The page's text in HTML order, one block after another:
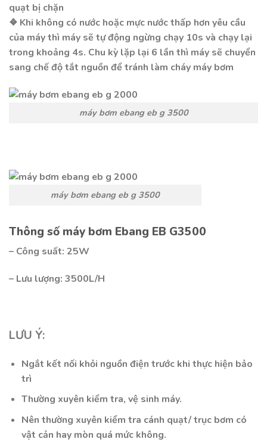
quạt bị chặn
❖ Khi không có nước hoặc mực nước thấp hơn yêu cầu
của máy thì máy sẽ tự động ngừng chạy 10s và chạy lại
trong khoảng 4s. Chu kỳ lặp lại 6 lần thì máy sẽ chuyển
sang chế độ tắt nguồn để tránh làm cháy máy bơm
máy bơm ebang eb g 3500
máy bơm ebang eb g 3500
Thông số máy bơm Ebang EB G3500
– Công suất: 25W
– Lưu lượng: 3500L/H
LƯU Ý:
Ngắt kết nối khỏi nguồn điện trước khi thực hiện bảo
trì
Thường xuyên kiểm tra, vệ sinh máy.
Nên thường xuyên kiểm tra cánh quạt/ trục bơm có
vật cản hay mòn quá mức không.